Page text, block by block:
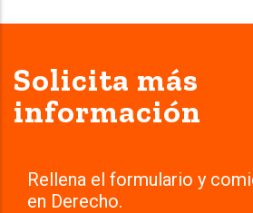
Solicita más
información
Rellena el formulario y
en Derecho.